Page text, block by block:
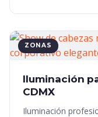
ZONAS
Iluminación
CDMX
Iluminación